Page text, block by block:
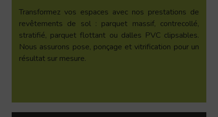
Transformez vos espaces avec nos prestations de
revêtements de sol : parquet massif, contrecollé,
stratifié, parquet flottant ou dalles PVC clipsables.
Nous assurons pose, ponçage et vitrification pour un
résultat sur mesure.